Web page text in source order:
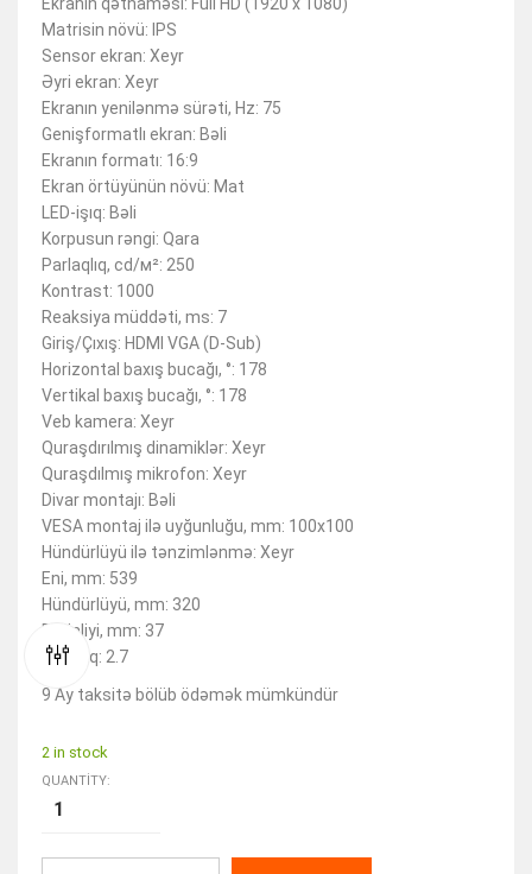
Ekranın qətnaməsi: Full HD (1920 x 1080)
Matrisin növü: IPS
Sensor ekran: Xeyr
Əyri ekran: Xeyr
Ekranın yenilənmə sürəti, Hz: 75
Genişformatlı ekran: Bəli
Ekranın formatı: 16:9
Ekran örtüyünün növü: Mat
LED-işıq: Bəli
Korpusun rəngi: Qara
Parlaqlıq, cd/м²: 250
Kontrast: 1000
Reaksiya müddəti, ms: 7
Giriş/Çıxış: HDMI VGA (D-Sub)
Horizontal baxış bucağı, °: 178
Vertikal baxış bucağı, °: 178
Veb kamera: Xeyr
Quraşdırılmış dinamiklər: Xeyr
Quraşdılmış mikrofon: Xeyr
Divar montajı: Bəli
VESA montaj ilə uyğunluğu, mm: 100х100
Hündürlüyü ilə tənzimlənmə: Xeyr
Eni, mm: 539
Hündürlüyü, mm: 320
Dərinliyi, mm: 37
Çəki, kq: 2.7
9 Ay taksitə bölüb ödəmək mümkündür
2 in stock
QUANTITY: